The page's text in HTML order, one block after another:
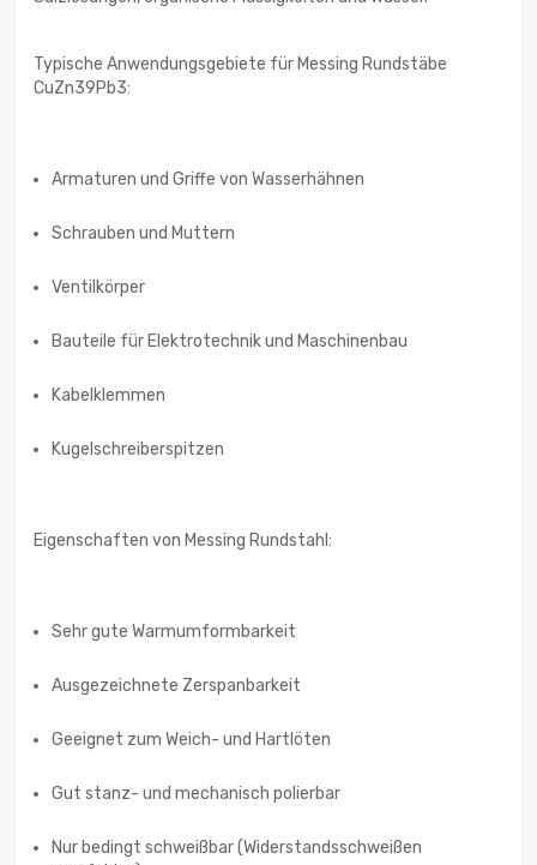
Typische Anwendungsgebiete für Messing Rundstäbe
CuZn39Pb3:
Armaturen und Griffe von Wasserhähnen
Schrauben und Muttern
Ventilkörper
Bauteile für Elektrotechnik und Maschinenbau
Kabelklemmen
Kugelschreiberspitzen
Eigenschaften von Messing Rundstahl:
Sehr gute Warmumformbarkeit
Ausgezeichnete Zerspanbarkeit
Geeignet zum Weich- und Hartlöten
Gut stanz- und mechanisch polierbar
Nur bedingt schweißbar (Widerstandsschweißen